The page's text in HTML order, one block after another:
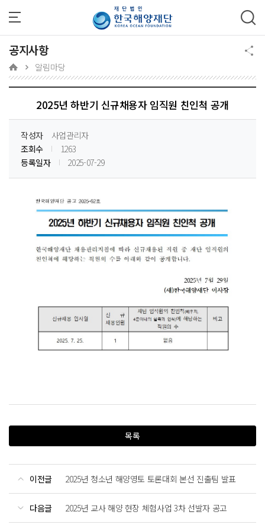
본문 바로가기
주메뉴 바로가기
하단 바로가기
공지사항
알림마당
2025년 하반기 신규채용자 임직원 친인척 공개
작성자
사업관리자
조회수
1263
등록일자
2025-07-29
목록
이전글 2025년 청소년 해양영토 토론대회 본선 진출팀 발표
다음글 2025년 교사 해양 현장 체험사업 3차 선발자 공고